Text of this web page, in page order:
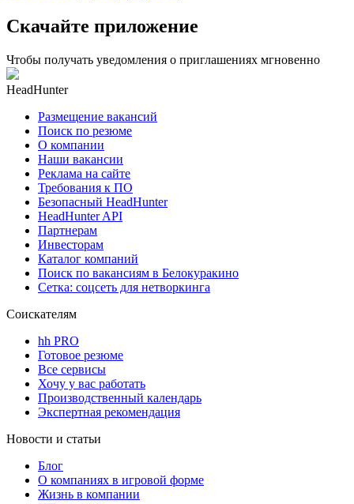
Скачайте приложение
Чтобы получать уведомления о приглашениях мгновенно
HeadHunter
Размещение вакансий
Поиск по резюме
О компании
Наши вакансии
Реклама на сайте
Требования к ПО
Безопасный HeadHunter
HeadHunter API
Партнерам
Инвесторам
Каталог компаний
Поиск по вакансиям в Белокуракино
Сетка: соцсеть для нетворкинга
Соискателям
hh PRO
Готовое резюме
Все сервисы
Хочу у вас работать
Производственный календарь
Экспертная рекомендация
Новости и статьи
Блог
О компаниях в игровой форме
Жизнь в компании